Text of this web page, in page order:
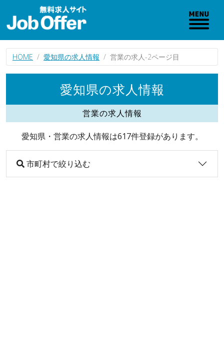
HOME 愛知県の求人情報 営業の求人-2ページ目
愛知県の求人情報
営業の求人情報
愛知県・営業の求人情報は617件登録があります。
市町村で絞り込む